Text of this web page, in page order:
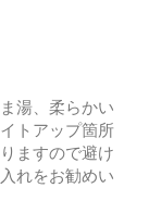
湯、柔らかい
トアップ箇所
ますので避け
れをお勧めい